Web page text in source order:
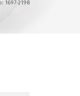
1697-2198